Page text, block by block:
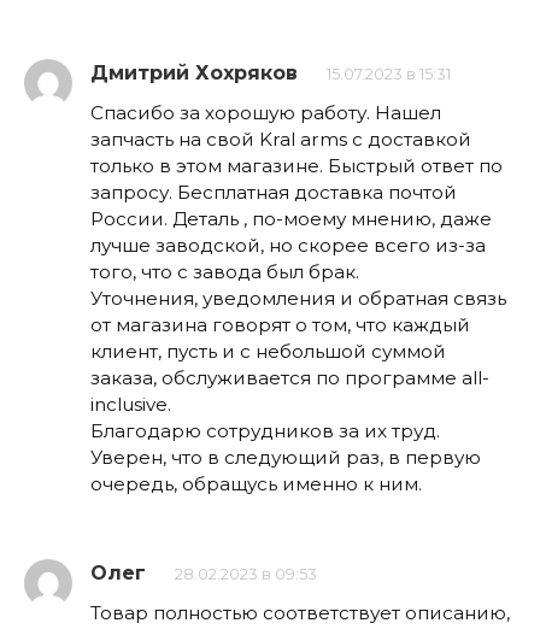
Дмитрий Хохряков 15.07.2023 в 15:31
Спасибо за хорошую работу. Нашел
запчасть на свой Kral arms с доставкой
только в этом магазине. Быстрый ответ по
запросу. Бесплатная доставка почтой
России. Деталь , по-моему мнению, даже
лучше заводской, но скорее всего из-за
того, что с завода был брак.
Уточнения, уведомления и обратная связь
от магазина говорят о том, что каждый
клиент, пусть и с небольшой суммой
заказа, обслуживается по программе all-
inclusive.
Благодарю сотрудников за их труд.
Уверен, что в следующий раз, в первую
очередь, обращусь именно к ним.
Олег 28.02.2023 в 09:53
Товар полностью соответствует описанию,